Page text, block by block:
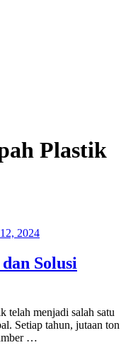
Plastik
2024
Solusi
telah menjadi salah satu
Setiap tahun, jutaan ton
…